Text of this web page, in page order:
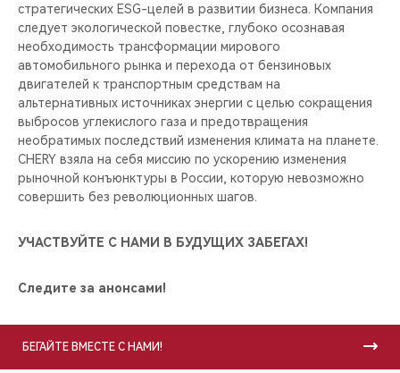
стратегических ESG-целей в развитии бизнеса. Компания
следует экологической повестке, глубоко осознавая
необходимость трансформации мирового
автомобильного рынка и перехода от бензиновых
двигателей к транспортным средствам на
альтернативных источниках энергии с целью сокращения
выбросов углекислого газа и предотвращения
необратимых последствий изменения климата на планете.
CHERY взяла на себя миссию по ускорению изменения
рыночной конъюнктуры в России, которую невозможно
совершить без революционных шагов.
УЧАСТВУЙТЕ С НАМИ В БУДУЩИХ ЗАБЕГАХ!
Следите за анонсами!
БЕГАЙТЕ ВМЕСТЕ С НАМИ!